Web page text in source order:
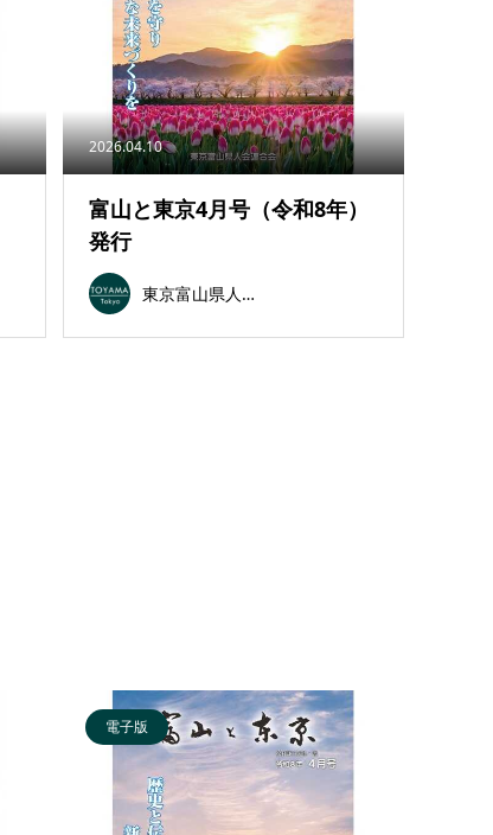
2026.04.10
富山と東京4月号（令和8年）
発行
東京富山県人会連合会
電子版